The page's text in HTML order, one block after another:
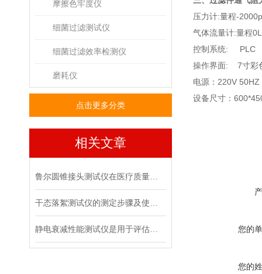
摩擦色牢度仪
细菌过滤测试仪
细菌过滤效率检测仪
磨耗仪
点击更多分类
相关文章
压力计:量程-
气体流量计:量程
控制系统: PLC
操作界面: 7寸彩
电源： 220V
设备尺寸：
您的
您的